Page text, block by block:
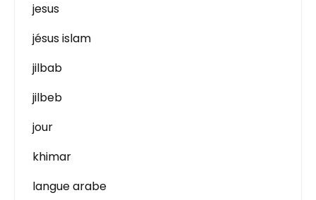
jesus
jésus islam
jilbab
jilbeb
jour
khimar
langue arabe